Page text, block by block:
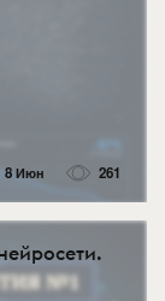
8 Июн 261